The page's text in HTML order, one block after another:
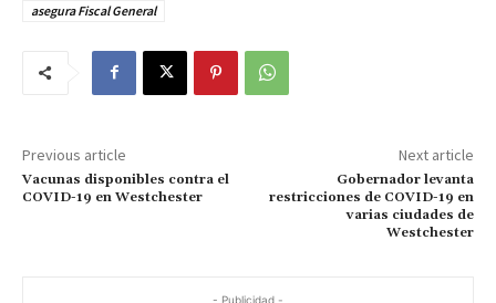
asegura Fiscal General
Previous article
Vacunas disponibles contra el
COVID-19 en Westchester
Next article
Gobernador levanta
restricciones de COVID-19 en
varias ciudades de
Westchester
- Publicidad -